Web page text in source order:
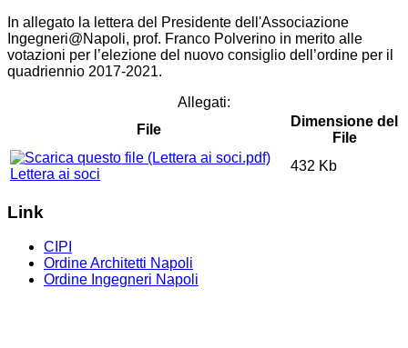
In allegato la lettera del Presidente dell'Associazione
Ingegneri@Napoli, prof. Franco Polverino in merito alle
votazioni per l’elezione del nuovo consiglio dell’ordine per il
quadriennio 2017-2021.
Allegati:
File
Dimensione del
File
Lettera ai soci
432 Kb
Link
CIPI
Ordine Architetti Napoli
Ordine Ingegneri Napoli